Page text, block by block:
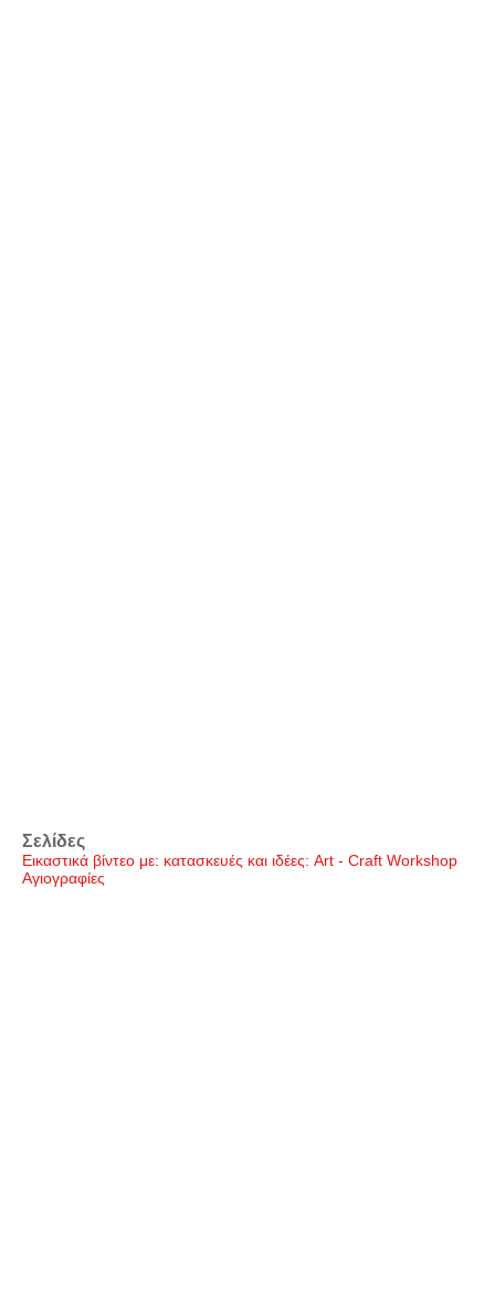
Σελίδες
Εικαστικά βίντεο με: κατασκευές και ιδέες: Art - Craft Workshop
Αγιογραφίες